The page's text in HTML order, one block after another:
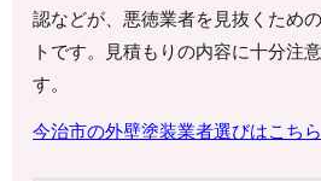
認などが、悪徳業者を見抜くため
トです。見積もりの内容に十分注
す。
今治市の外壁塗装業者選びはこちら